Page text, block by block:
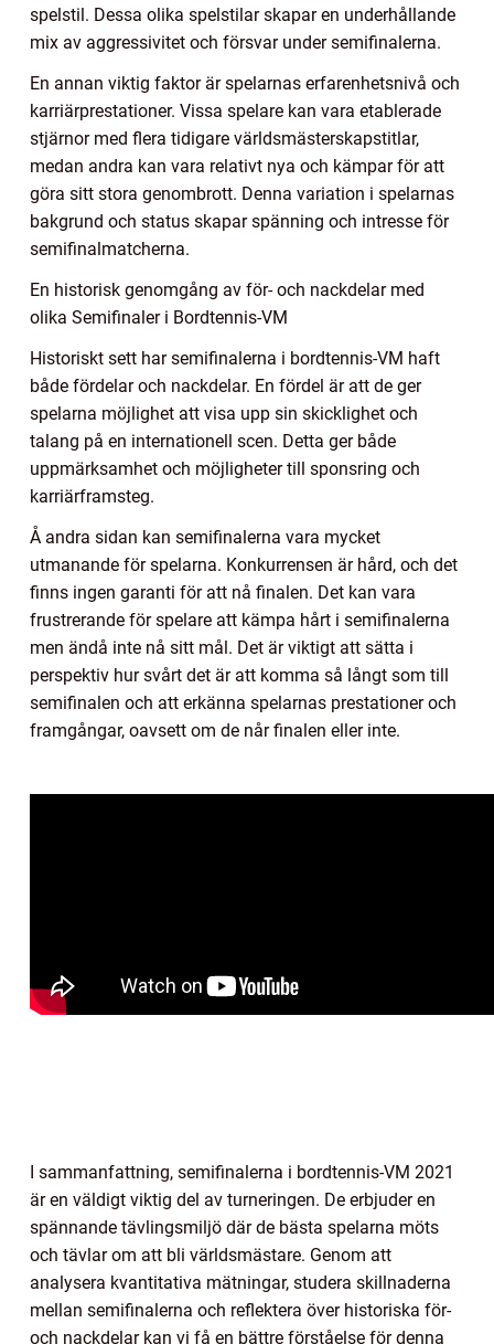
spelstil. Dessa olika spelstilar skapar en underhållande
mix av aggressivitet och försvar under semifinalerna.
En annan viktig faktor är spelarnas erfarenhetsnivå och
karriärprestationer. Vissa spelare kan vara etablerade
stjärnor med flera tidigare världsmästerskapstitlar,
medan andra kan vara relativt nya och kämpar för att
göra sitt stora genombrott. Denna variation i spelarnas
bakgrund och status skapar spänning och intresse för
semifinalmatcherna.
En historisk genomgång av för- och nackdelar med
olika Semifinaler i Bordtennis-VM
Historiskt sett har semifinalerna i bordtennis-VM haft
både fördelar och nackdelar. En fördel är att de ger
spelarna möjlighet att visa upp sin skicklighet och
talang på en internationell scen. Detta ger både
uppmärksamhet och möjligheter till sponsring och
karriärframsteg.
Å andra sidan kan semifinalerna vara mycket
utmanande för spelarna. Konkurrensen är hård, och det
finns ingen garanti för att nå finalen. Det kan vara
frustrerande för spelare att kämpa hårt i semifinalerna
men ändå inte nå sitt mål. Det är viktigt att sätta i
perspektiv hur svårt det är att komma så långt som till
semifinalen och att erkänna spelarnas prestationer och
framgångar, oavsett om de når finalen eller inte.
I sammanfattning, semifinalerna i bordtennis-VM 2021
är en väldigt viktig del av turneringen. De erbjuder en
spännande tävlingsmiljö där de bästa spelarna möts
och tävlar om att bli världsmästare. Genom att
analysera kvantitativa mätningar, studera skillnaderna
mellan semifinalerna och reflektera över historiska för-
och nackdelar kan vi få en bättre förståelse för denna